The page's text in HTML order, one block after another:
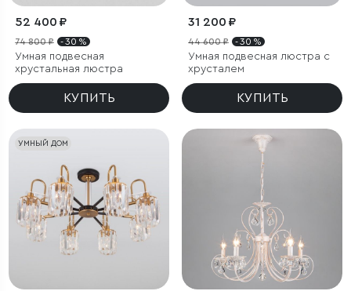
52 400 ₽
74 800 ₽ - 30 %
Умная подвесная
хрустальная люстра
КУПИТЬ
31 200 ₽
44 600 ₽ - 30 %
Умная подвесная люстра с
хрусталем
КУПИТЬ
УМНЫЙ ДОМ